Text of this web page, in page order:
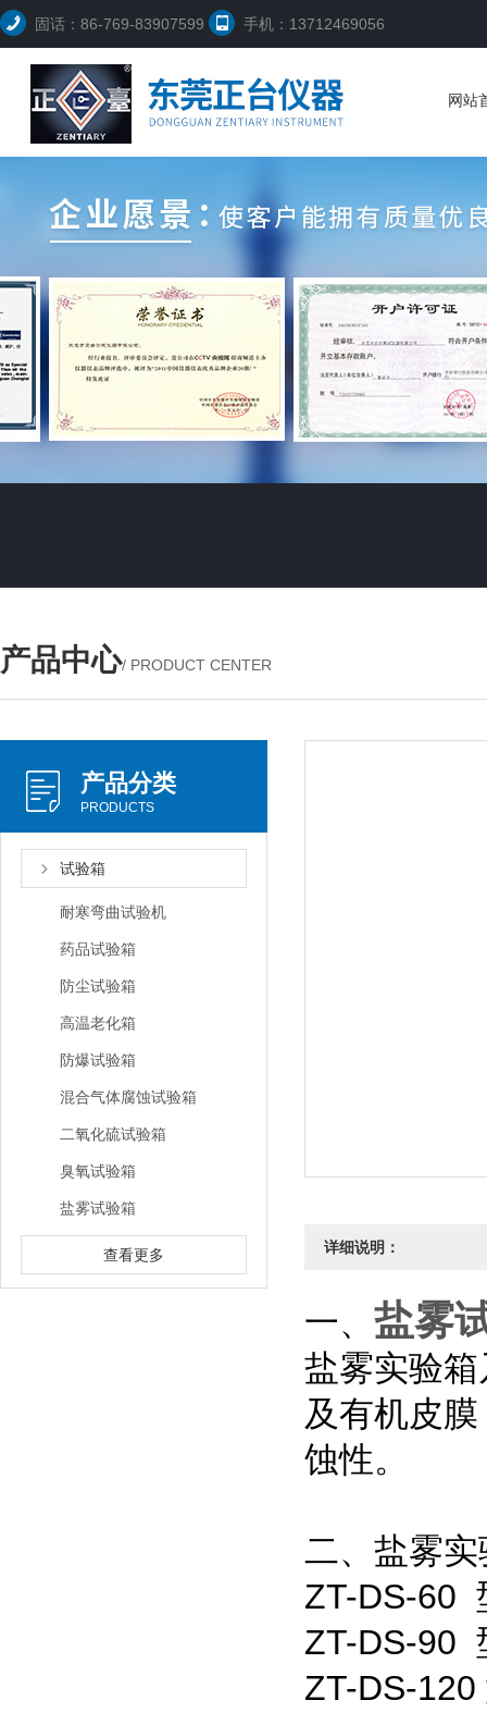
固话：86-769-83907599 手机：13712469056
网站
产品中心/ PRODUCT CENTER
产品分类
PRODUCTS
试验箱
耐寒弯曲试验机
药品试验箱
防尘试验箱
高温老化箱
防爆试验箱
混合气体腐蚀试验箱
二氧化硫试验箱
臭氧试验箱
盐雾试验箱
查看更多 详细说明：
一、 盐雾
盐雾实验
及有机皮
蚀性。
二、盐雾
ZT-DS-60
ZT-DS-90
ZT-DS-